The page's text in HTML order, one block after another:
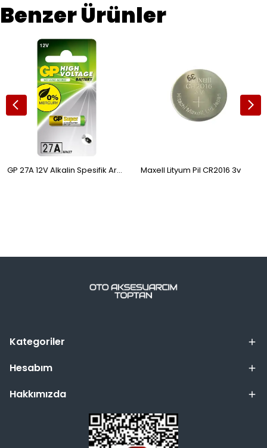
Benzer Ürünler
GP 27A 12V Alkalin Spesifik Araç Kumanda Pili GP27A-C5 Maxell Lityum Pil CR2016 3v
Kategoriler
Hesabım
Hakkımızda